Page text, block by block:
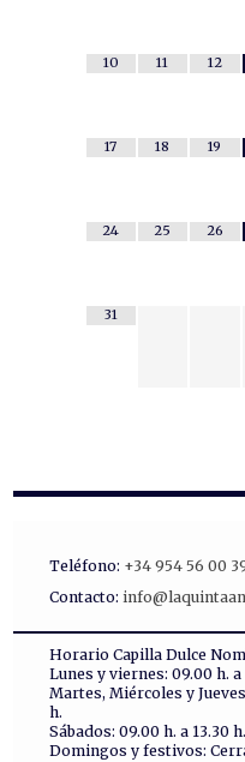
10 11 12
17 18 19
24 25 26
31
Teléfono: +34 954 56 00
Contacto:
Horario Capilla Dulce
Lunes y viernes: 09.00 h. a
Martes, Miércoles y
h.
Sábados: 09.00 h. a 13.30 h.
Domingos y festivos: